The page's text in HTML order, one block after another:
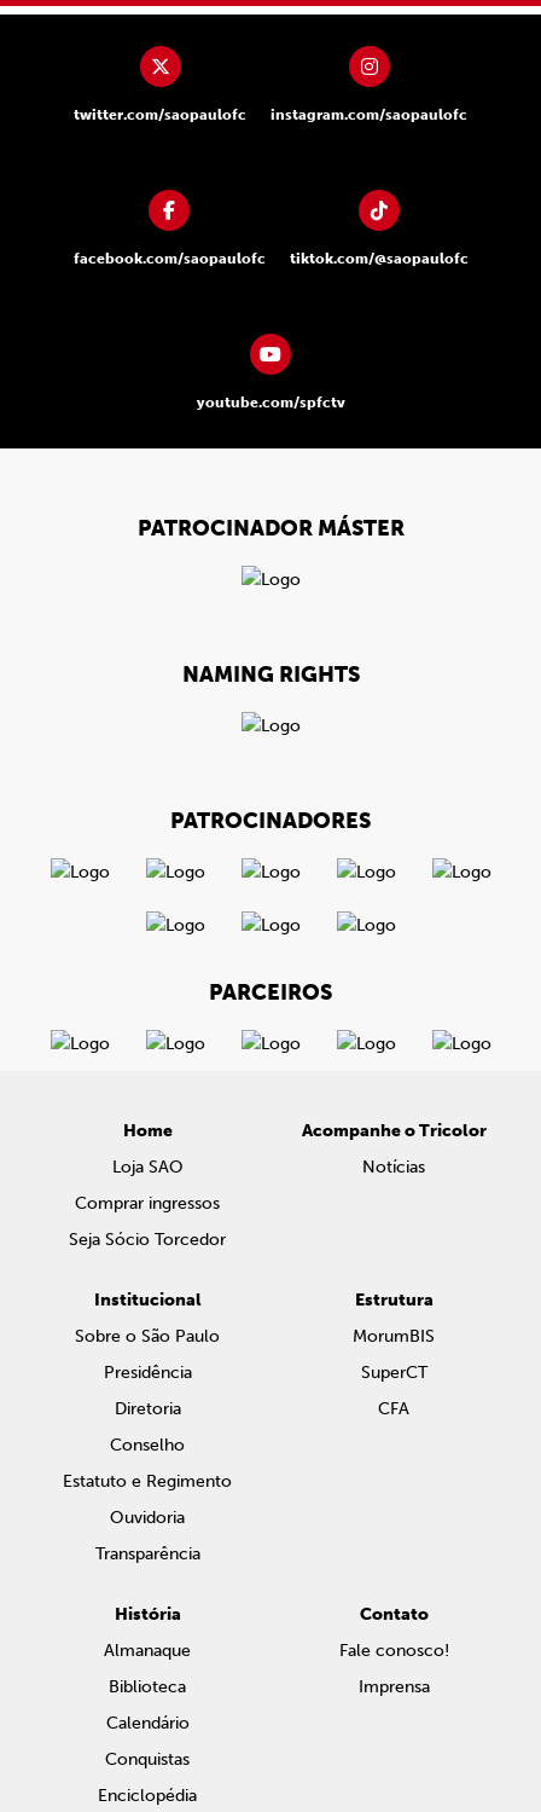
twitter.com/saopaulofc instagram.com/saopaulofc
facebook.com/saopaulofc tiktok.com/@saopaulofc
youtube.com/spfctv
PATROCINADOR MÁSTER
NAMING RIGHTS
PATROCINADORES
PARCEIROS
Home
Loja SAO
Comprar ingressos
Seja Sócio Torcedor
Acompanhe o Tricolor
Notícias
Institucional
Sobre o São Paulo
Presidência
Diretoria
Conselho
Estatuto e Regimento
Ouvidoria
Transparência
Estrutura
MorumBIS
SuperCT
CFA
História
Almanaque
Biblioteca
Calendário
Conquistas
Enciclopédia
Contato
Fale conosco!
Imprensa